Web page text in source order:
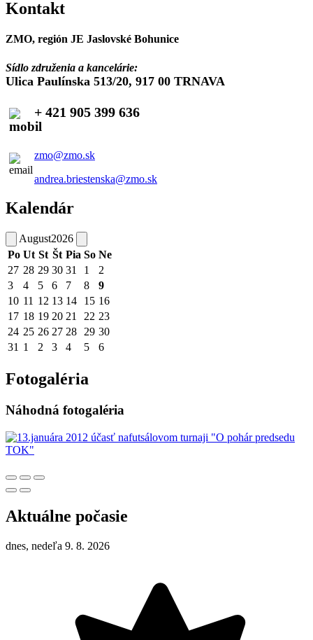
Kontakt
ZMO, región JE Jaslovské Bohunice
Sídlo združenia a kancelárie:
Ulica Paulínska 513/20, 917 00 TRNAVA
+ 421 905 399 636
zmo@zmo.sk
andrea.briestenska@zmo.sk
Kalendár
August2026
Po Ut St Št Pia So Ne
27 28 29 30 31 1
2
3
4 5 6 7 8
9
10 11 12 13 14 15 16
17 18 19 20 21 22 23
24 25 26 27 28 29 30
31 1 2 3 4 5 6
Fotogaléria
Náhodná fotogaléria
Aktuálne počasie
dnes, nedeľa 9. 8. 2026